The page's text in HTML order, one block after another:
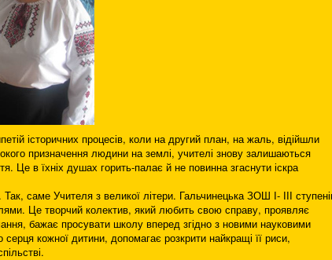
історичних процесів, коли на другий план, на жаль, відійшли
призначення людини на землі, учителі знову залишаються
Це в їхніх душах горить-палає й не повинна згаснути іскра
саме Учителя з великої літери. Гальчинецька ЗОШ І- ІІІ
Це творчий колектив, який любить свою справу, проявляє
бажає просувати школу вперед згідно з новими науковими
кожної дитини, допомагає розкрити найкращі її риси,